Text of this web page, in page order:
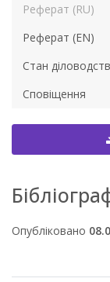
Реферат (RU)
Реферат (EN)
Стан
Сповіщення
Опубліковано